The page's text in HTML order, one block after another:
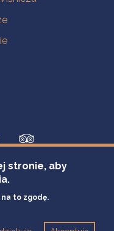
stronie, aby
na to zgodę.